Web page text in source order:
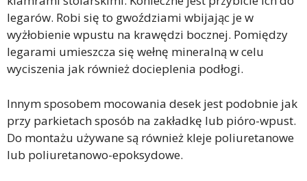
legarów. Robi się to gwoździami wbijając je w
wyżłobienie wpustu na krawędzi bocznej. Pomiędzy
legarami umieszcza się wełnę mineralną w celu
wyciszenia jak również docieplenia podłogi.
Innym sposobem mocowania desek jest podobnie jak
przy parkietach sposób na zakładkę lub pióro-wpust.
Do montażu używane są również kleje poliuretanowe
lub poliuretanowo-epoksydowe.